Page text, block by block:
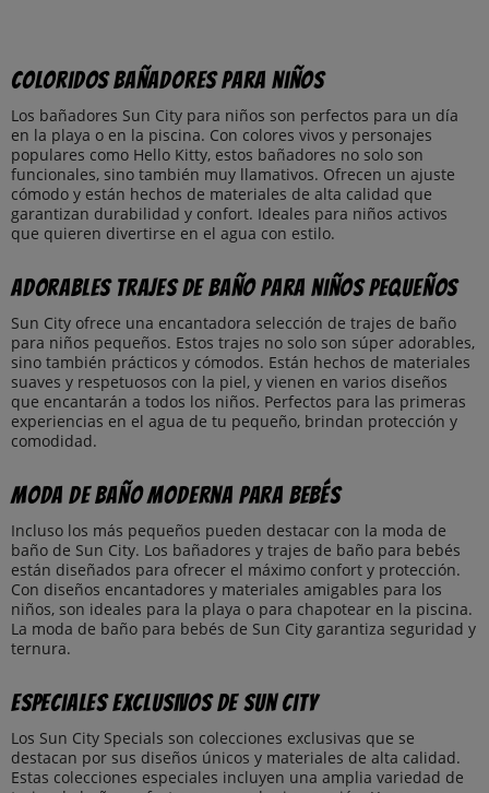
Coloridos bañadores para niños
Los bañadores Sun City para niños son perfectos para un día
en la playa o en la piscina. Con colores vivos y personajes
populares como Hello Kitty, estos bañadores no solo son
funcionales, sino también muy llamativos. Ofrecen un ajuste
cómodo y están hechos de materiales de alta calidad que
garantizan durabilidad y confort. Ideales para niños activos
que quieren divertirse en el agua con estilo.
Adorables trajes de baño para niños pequeños
Sun City ofrece una encantadora selección de trajes de baño
para niños pequeños. Estos trajes no solo son súper adorables,
sino también prácticos y cómodos. Están hechos de materiales
suaves y respetuosos con la piel, y vienen en varios diseños
que encantarán a todos los niños. Perfectos para las primeras
experiencias en el agua de tu pequeño, brindan protección y
comodidad.
Moda de baño moderna para bebés
Incluso los más pequeños pueden destacar con la moda de
baño de Sun City. Los bañadores y trajes de baño para bebés
están diseñados para ofrecer el máximo confort y protección.
Con diseños encantadores y materiales amigables para los
niños, son ideales para la playa o para chapotear en la piscina.
La moda de baño para bebés de Sun City garantiza seguridad y
ternura.
Especiales exclusivos de Sun City
Los Sun City Specials son colecciones exclusivas que se
destacan por sus diseños únicos y materiales de alta calidad.
Estas colecciones especiales incluyen una amplia variedad de